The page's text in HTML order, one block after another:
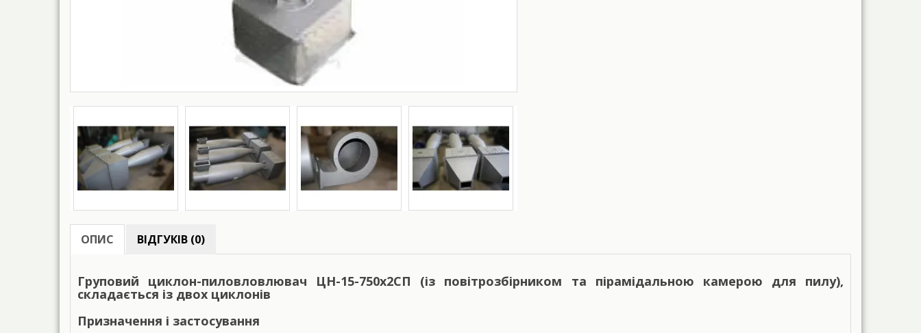
ОПИС ВІДГУКІВ (0)
Груповий циклон-пиловловлювач ЦН-15-750х2СП (із повітрозбірником та пірамідальною камерою для пилу),
складається із двох циклонів
Призначення і застосування